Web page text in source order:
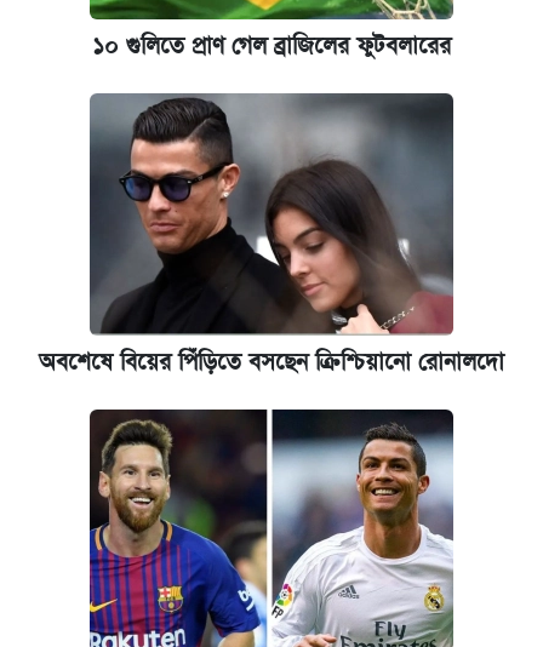
১০ গুলিতে প্রাণ গেল ব্রাজিলের ফুটবলারের
অবশেষে বিয়ের পিঁড়িতে বসছেন ক্রিশ্চিয়ানো রোনালদো